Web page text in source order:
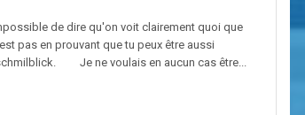
de dire qu'on voit clairement quoi que
pas en prouvant que tu peux être aussi
Je ne voulais en aucun cas être...